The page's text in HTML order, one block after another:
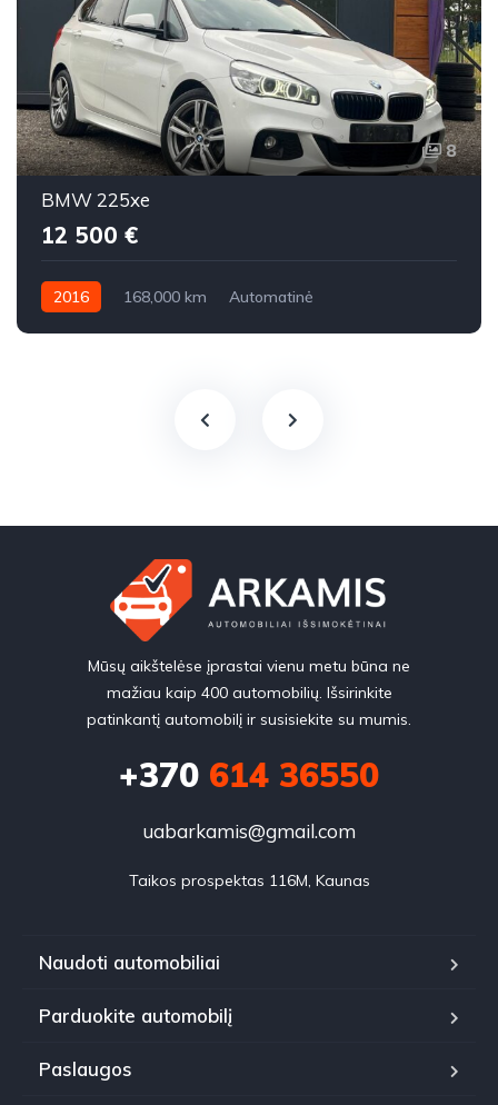
8
BMW 225xe
12 500 €
2016 168,000 km
Automatinė
Mūsų aikštelėse įprastai vienu metu būna ne
mažiau kaip 400 automobilių. Išsirinkite
patinkantį automobilį ir susisiekite su mumis.
+370 614 36550
uabarkamis@gmail.com
Taikos prospektas 116M, Kaunas
Naudoti automobiliai
Parduokite automobilį
Paslaugos